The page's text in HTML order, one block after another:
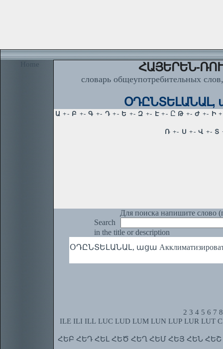
Home ՀԱՅԵՐԵՆ-
словарь общеупотребительных
ՕԴԸՆՏԵԼԱՆԱԼ,
Для поиска напишите слово
Search
in the title or description
ՕԴԸՆՏԵԼԱՆԱԼ, ացա
2 3 4 5 6 7 8
ILE ILI ILL LUC LUD LUM LUN LUP LUR LUT
ՀԵԲ ՀԵԴ ՀԵԼ ՀԵԾ ՀԵՂ ՀԵՄ ՀԵՅ ՀԵՆ ՀԵՇ